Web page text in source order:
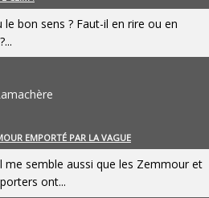
le bon sens ? Faut-il en rire ou en
EMPORTÉ PAR LA VAGUE
me semble aussi que les Zemmour et
ont...